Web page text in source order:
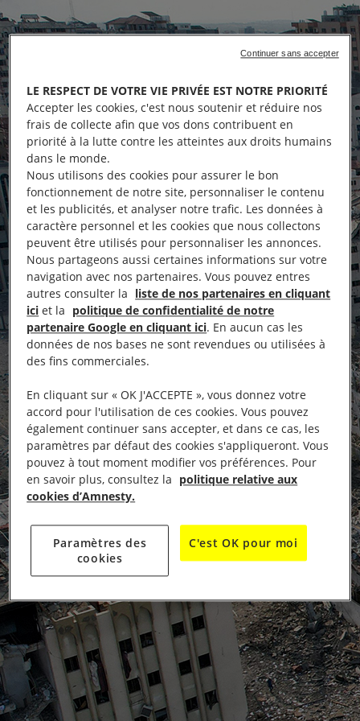
LE RESPECT DE VOTRE VIE PRIVÉE EST NOTRE PRIORITÉ
Accepter les cookies, c'est nous soutenir et réduire nos
frais de collecte afin que vos dons contribuent en
priorité à la lutte contre les atteintes aux droits humains
dans le monde.
Nous utilisons des cookies pour assurer le bon
fonctionnement de notre site, personnaliser le contenu
et les publicités, et analyser notre trafic. Les données à
caractère personnel et les cookies que nous collectons
peuvent être utilisés pour personnaliser les annonces.
Nous partageons aussi certaines informations sur votre
navigation avec nos partenaires. Vous pouvez entres
autres consulter la liste de nos partenaires en cliquant
ici et la politique de confidentialité de notre
partenaire Google en cliquant ici. En aucun cas les
données de nos bases ne sont revendues ou utilisées à
des fins commerciales.
En cliquant sur « OK J'ACCEPTE », vous donnez votre
accord pour l'utilisation de ces cookies. Vous pouvez
également continuer sans accepter, et dans ce cas, les
paramètres par défaut des cookies s'appliqueront. Vous
pouvez à tout moment modifier vos préférences. Pour
en savoir plus, consultez la politique relative aux
cookies d’Amnesty.
Paramètres des
cookies
C'est OK pour moi
Continuer sans accepter